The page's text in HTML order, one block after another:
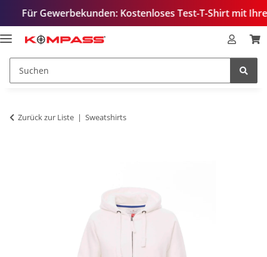
Kostenloses Test-T-Shirt mit Ihrem
Zurück zur Liste Sweatshirts